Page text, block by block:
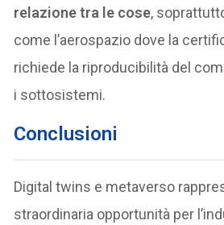
relazione tra le cose,
come l’aerospazio dove la
richiede la riproducibilità del
i sottosistemi.
Conclusioni
Digital twins e metaverso
straordinaria opportunità per